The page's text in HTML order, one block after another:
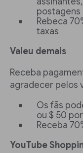
postagens
Rebeca
taxas
Valeu demais
Receba
agradecer pelos
Os fãs
ou $ 50
Receba
YouTube